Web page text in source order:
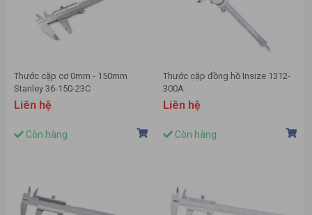
Thước cặp cơ 0mm - 150mm
Stanley 36-150-23C
Liên hệ
Còn hàng
Thước cặp đồng hồ Insize 1312-
300A
Liên hệ
Còn hàng